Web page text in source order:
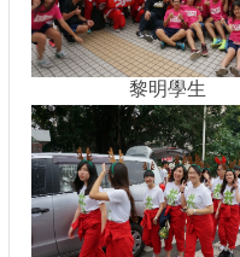
黎明學生